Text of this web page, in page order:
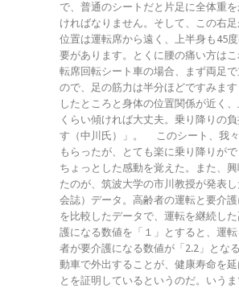
で、普通のシートだと片足に全体重
ければなりません。そして、この右
位置は運転席から遠く、上半身も45
要があります。とくに腰の痛い方は
転席回転シート車の場合、まず両足
ので、足の筋力は半分ほどですみま
したところと身体の位置関係が近く
くらい傾ければ大丈夫。乗り降りの
す（中川氏）」。 このシート、我
もらったが、とても楽に乗り降りがで
ちょっとした感動を覚えた。また、
たのが、筑波大学の市川教授が発表
会誌）データ。高齢者の運転と要介
を比較したデータで、運転を継続し
護になる数値を「１」とすると、運
者が要介護になる数値が「2.2」とな
動車で外出することが、健康寿命を延
とを証明しているというのだ。いう